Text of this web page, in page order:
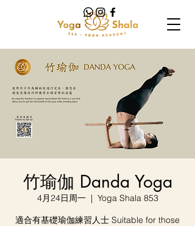
竹瑜伽 Danda Yoga
4月24日周一
  |
Yoga Shala 853
適合有基礎瑜伽練習人士 Suitable for those